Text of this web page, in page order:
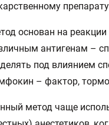
основан на
антигенам –
под влиянием
– фактор,
метод чаще